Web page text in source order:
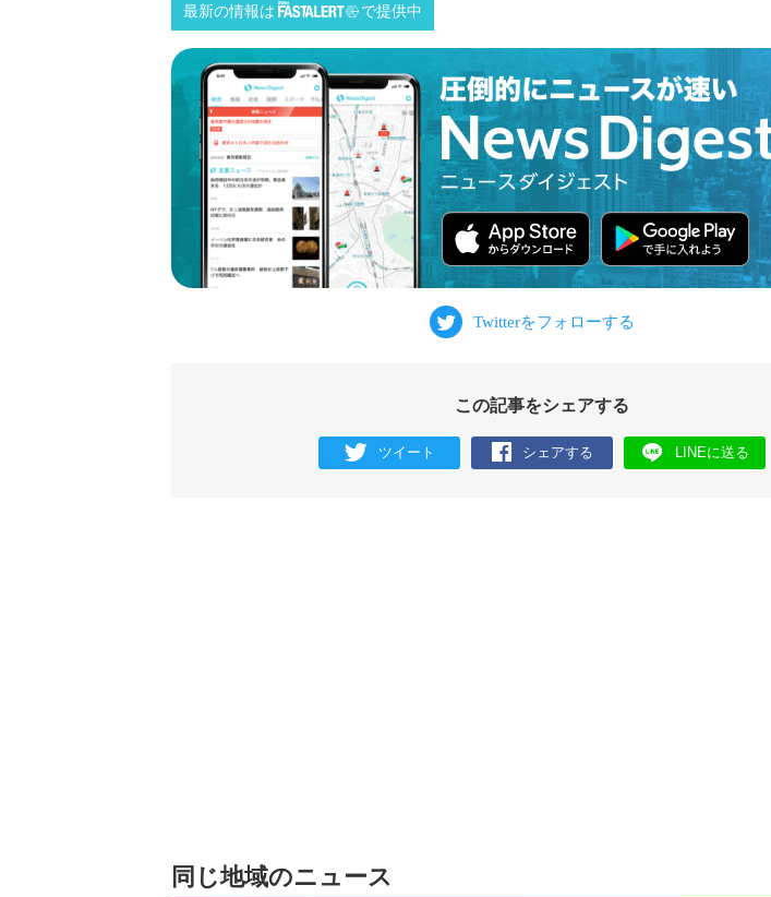
最新の情報は で提供中
この記事をシェアする
ツイート シェアする LINEに送る
同じ地域のニュース